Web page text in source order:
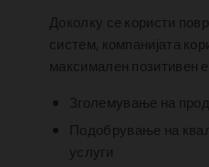
Доколку се користи
систем, компанијата
максимален позитивен
Зголемување на
Подобрување на
услуги